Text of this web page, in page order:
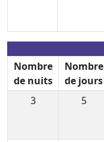
Nombre
de nuits
Nombre
de jours
3
5